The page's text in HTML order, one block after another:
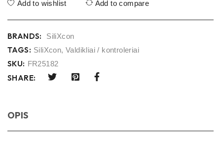
Add to wishlist Add to compare
BRANDS: SiliXcon
TAGS: SiliXcon,Valdikliai / kontroleriai
SKU: FR25182
SHARE:
OPIS